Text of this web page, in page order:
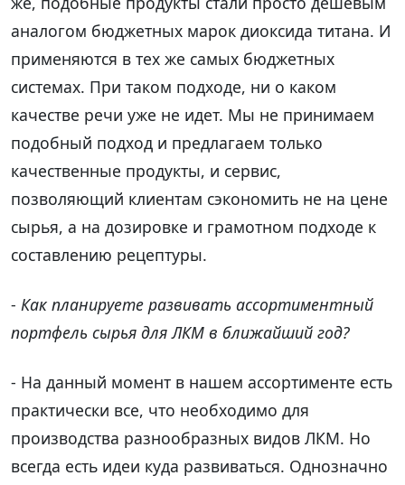
аналогом бюджетных марок диоксида титана. И
применяются в тех же самых бюджетных
системах. При таком подходе, ни о каком
качестве речи уже не идет. Мы не принимаем
подобный подход и предлагаем только
качественные продукты, и сервис,
позволяющий клиентам сэкономить не на цене
сырья, а на дозировке и грамотном подходе к
составлению рецептуры.
- Как планируете развивать ассортиментный
портфель сырья для ЛКМ в ближайший год?
- На данный момент в нашем ассортименте есть
практически все, что необходимо для
производства разнообразных видов ЛКМ. Но
всегда есть идеи куда развиваться. Однозначно